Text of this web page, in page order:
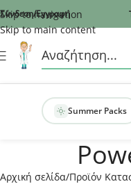
Recaptcha
Skip to navigation
Skip to main content
Σύνδεση/Εγγραφή
Summer Packs
Αρχική σελίδα Προϊόν